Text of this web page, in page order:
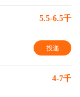
5.5-6.5千
投递
4-7千